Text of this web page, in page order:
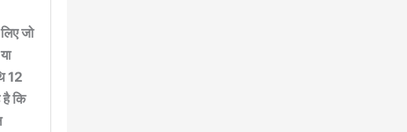
जो
12
कि